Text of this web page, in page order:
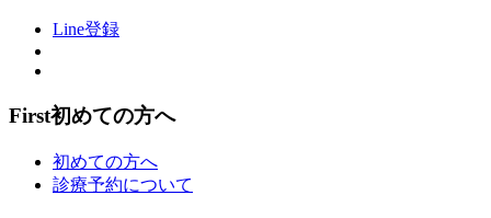
Line登録
First初めての方へ
初めての方へ
診療予約について